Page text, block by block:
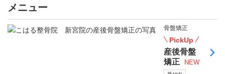
メニュー
骨盤矯正
PickUp
産後骨盤
矯正
NEW